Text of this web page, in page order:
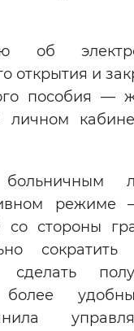
об
открытия и
пособия —
личном
режиме
со стороны
сократить
более